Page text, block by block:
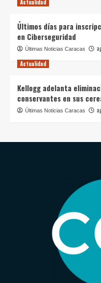
Actualidad
Últimos días para
en Ciberseguridad
Últimas Noticias Caracas
Actualidad
Kellogg adelanta
conservantes en sus
Últimas Noticias Caracas